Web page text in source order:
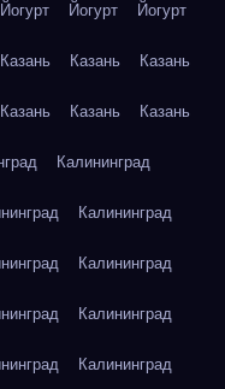
Йогурт Йогурт Йогурт
Казань Казань Казань
Казань Казань Казань
Калининград
Калининград
Калининград
Калининград
Калининград